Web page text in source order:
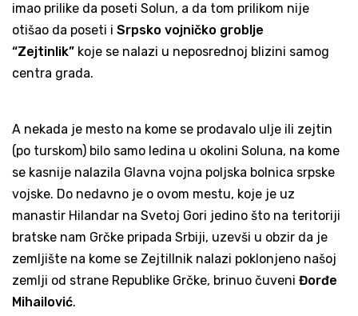
imao prilike da poseti Solun, a da tom prilikom nije
otišao da poseti i Srpsko vojničko groblje
“Zejtinlik” koje se nalazi u neposrednoj blizini samog
centra grada.
A nekada je mesto na kome se prodavalo ulje ili zejtin
(po turskom) bilo samo ledina u okolini Soluna, na kome
se kasnije nalazila Glavna vojna poljska bolnica srpske
vojske. Do nedavno je o ovom mestu, koje je uz
manastir Hilandar na Svetoj Gori jedino što na teritoriji
bratske nam Grčke pripada Srbiji, uzevši u obzir da je
zemljište na kome se Zejtillnik nalazi poklonjeno našoj
zemlji od strane Republike Grčke, brinuo čuveni Đorđe
Mihailović.